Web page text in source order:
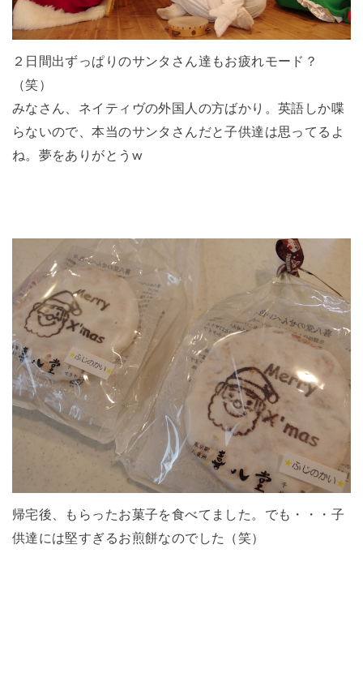
２日間出ずっぱりのサンタさん達もお疲れモード？
（笑）
みなさん、ネイティヴの外国人の方ばかり。英語しか喋
らないので、本当のサンタさんだと子供達は思ってるよ
ね。夢をありがとうw
帰宅後、もらったお菓子を食べてました。でも・・・子
供達には堅すぎるお煎餅なのでした（笑）